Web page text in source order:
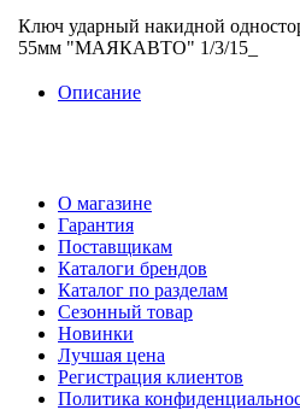
Ключ ударный накидной
55мм "МАЯКАВТО" 1/3/15_
Описание
О магазине
Гарантия
Поставщикам
Каталоги брендов
Каталог по разделам
Сезонный товар
Новинки
Лучшая цена
Регистрация клиентов
Политика